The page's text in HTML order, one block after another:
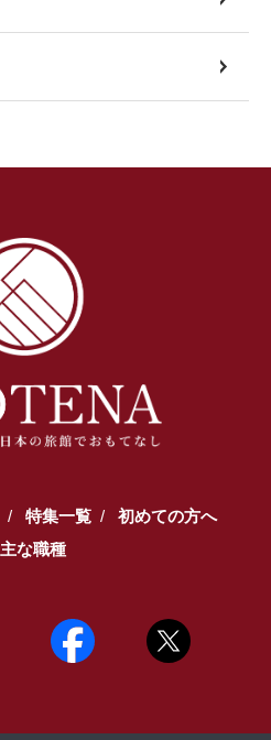
特集一覧
初めての方へ
主な職種